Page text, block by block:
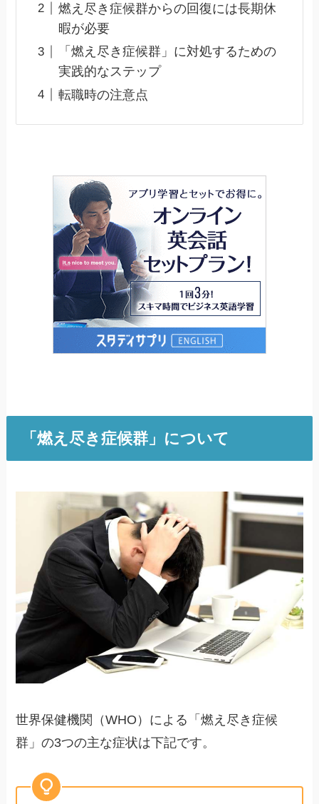
燃え尽き症候群からの回復には長期休
暇が必要
「燃え尽き症候群」に対処するための
実践的なステップ
転職時の注意点
「燃え尽き症候群」について
世界保健機関（WHO）による「燃え尽き症候
群」の3つの主な症状は下記です。